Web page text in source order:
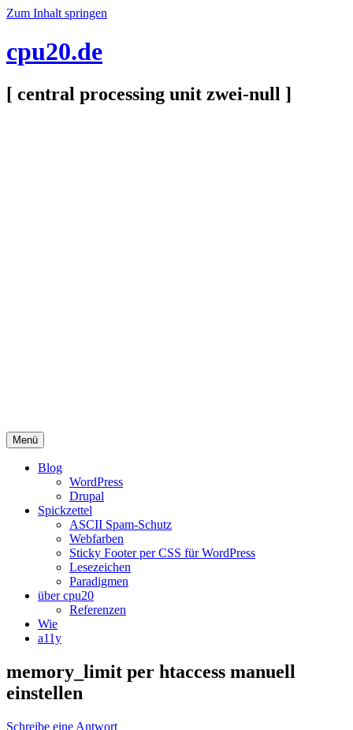
Zum Inhalt springen
cpu20.de
[ central processing unit zwei-null ]
Menü
Blog
WordPress
Drupal
Spickzettel
ASCII Spam-Schutz
Webfarben
Sticky Footer per CSS für WordPress
Lesezeichen
Paradigmen
über cpu20
Referenzen
Wie
a11y
memory_limit per htaccess manuell
einstellen
Schreibe eine Antwort